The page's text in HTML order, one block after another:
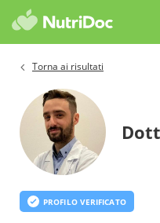
Torna ai risultati
PROFILO VERIFICATO